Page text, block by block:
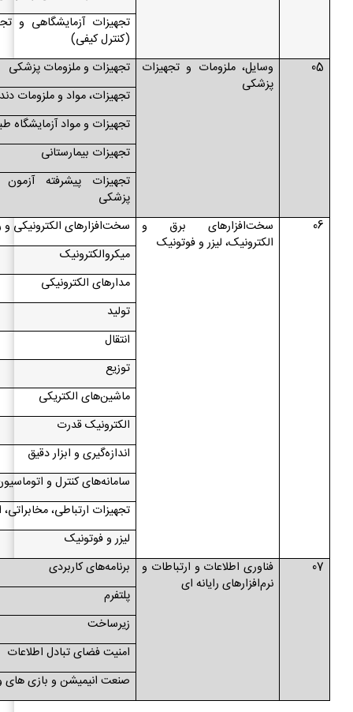
تجهیزات آزمایشگاهی و
(کنترل کیفی)
05
وسایل، ملزومات و تجهیزات
پزشکی
تجهیزات و ملزومات پزشکی
تجهیزات، مواد و ملزومات
تجهیزات و مواد آزمایشگاه
تجهیزات بیمارستانی
تجهیزات پیشرفته آزمون
پزشکی
06
سخت‌افزارهای برق و
الکترونیک، لیزر و فوتونیک
سخت‌افزارهای الکترونیکی و
میکروالکترونیک
مدار‌های الکترونیکی
تولید
انتقال
توزیع
ماشین‌های الکتریکی
الکترونیک قدرت
اندازه‌گیری و ابزار دقیق
سامانه‌های کنترل و
تجهیزات ارتباطی،
لیزر و فوتونیک
07
فناوری اطلاعات و ارتباطات و
نرم‌افزارهای رایانه ای
برنامه‌های کاربردی
پلتفرم
زیرساخت
امنیت فضای تبادل اطلاعات
صنعت انیمیشن و بازی های